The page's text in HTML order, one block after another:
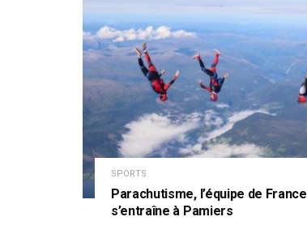
SPORTS
Parachutisme, l’équipe de France
s’entraîne à Pamiers